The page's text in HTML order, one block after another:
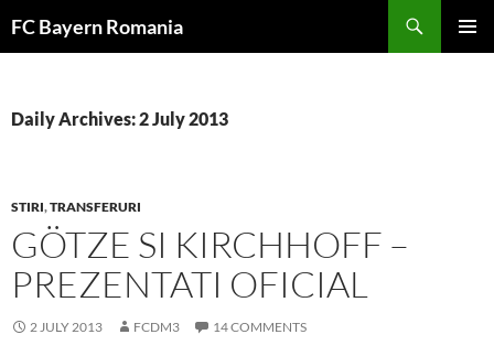
toFC Bayern Romania
Daily Archives: 2 July 2013
STIRI,TRANSFERURI
GÖTZE SI KIRCHHOFF –
PREZENTATI OFICIAL
2 JULY 2013 FCDM3 14 COMMENTS